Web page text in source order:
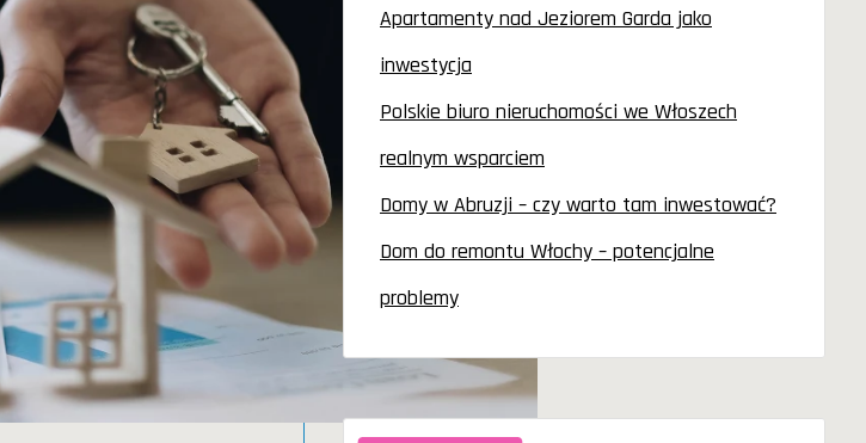
Apartamenty nad Jeziorem Garda jako
inwestycja
Polskie biuro nieruchomości we Włoszech
realnym wsparciem
Domy w Abruzji – czy warto tam inwestować?
Dom do remontu Włochy – potencjalne
problemy